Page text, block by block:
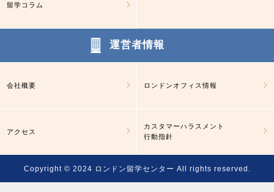
留学コラム
運営者情報
会社概要 ロンドンオフィス情報
アクセス
カスタマーハラスメント
行動指針
Copyright © 2024 ロンドン留学センター All rights reserved.